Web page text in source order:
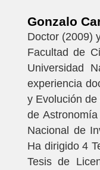
Gonzalo
Doctor (2009)
Facultad de
Universidad
experiencia
y Evolución
de
Nacional de
Ha dirigido 4
Tesis de